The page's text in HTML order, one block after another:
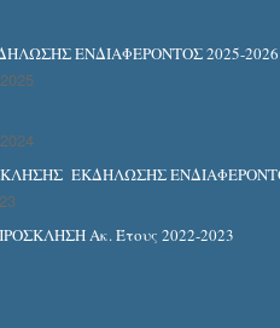
ΕΝΔΙΑΦΕΡΟΝΤΟΣ 2025-2026
ΕΚΔΗΛΩΣΗΣ
Ακ. Έτους 2022-2023